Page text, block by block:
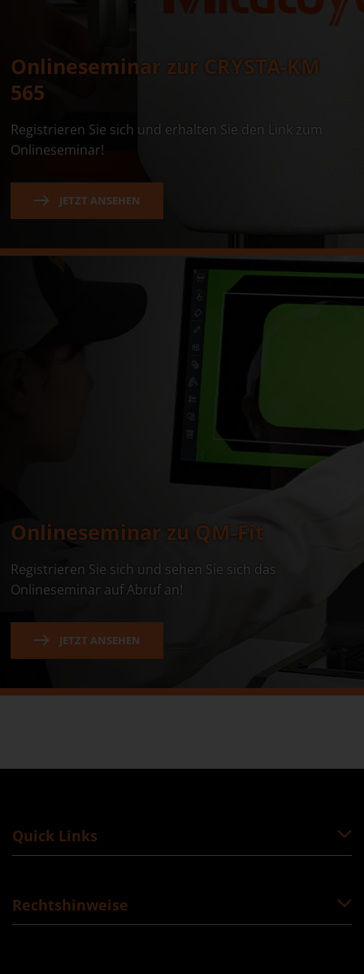
Onlineseminar zur CRYSTA-KM
565
Registrieren Sie sich und erhalten Sie den Link zum
Onlineseminar!
JETZT ANSEHEN
Onlineseminar zu QM-Fit
Registrieren Sie sich und sehen Sie sich das
Onlineseminar auf Abruf an!
JETZT ANSEHEN
Quick Links
Rechtshinweise